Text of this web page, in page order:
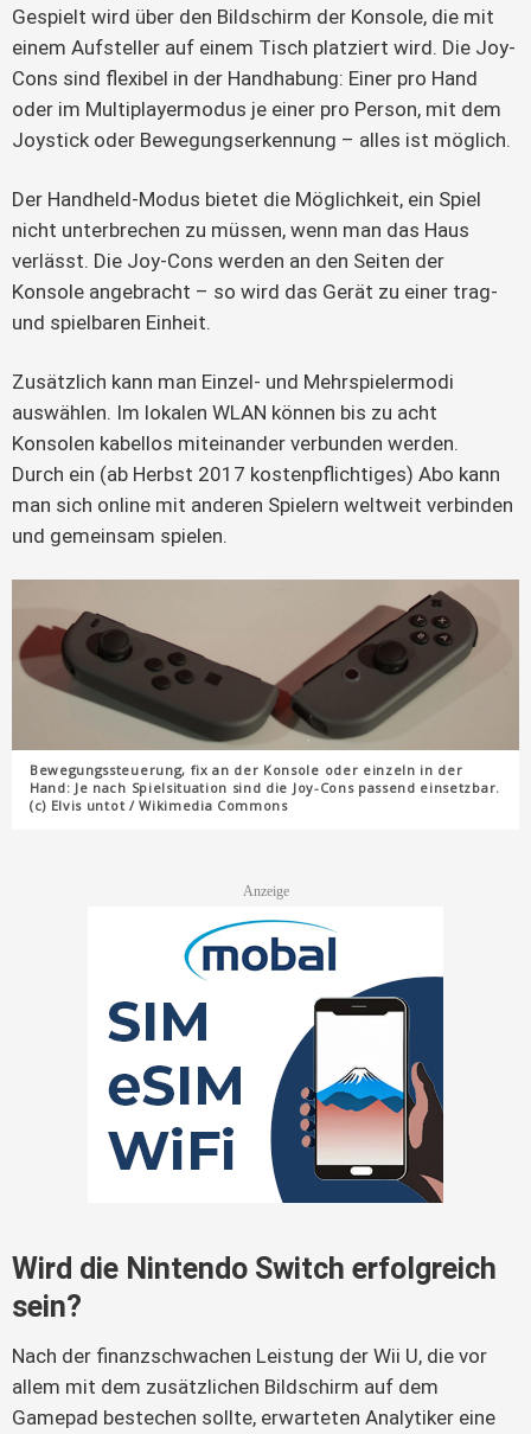
Gespielt wird über den Bildschirm der Konsole, die mit
einem Aufsteller auf einem Tisch platziert wird. Die Joy-
Cons sind flexibel in der Handhabung: Einer pro Hand
oder im Multiplayermodus je einer pro Person, mit dem
Joystick oder Bewegungserkennung – alles ist möglich.
Der Handheld-Modus bietet die Möglichkeit, ein Spiel
nicht unterbrechen zu müssen, wenn man das Haus
verlässt. Die Joy-Cons werden an den Seiten der
Konsole angebracht – so wird das Gerät zu einer trag-
und spielbaren Einheit.
Zusätzlich kann man Einzel- und Mehrspielermodi
auswählen. Im lokalen WLAN können bis zu acht
Konsolen kabellos miteinander verbunden werden.
Durch ein (ab Herbst 2017 kostenpflichtiges) Abo kann
man sich online mit anderen Spielern weltweit verbinden
und gemeinsam spielen.
Bewegungssteuerung, fix an der Konsole oder einzeln in der
Hand: Je nach Spielsituation sind die Joy-Cons passend einsetzbar.
(c) Elvis untot / Wikimedia Commons
Wird die Nintendo Switch erfolgreich
sein?
Nach der finanzschwachen Leistung der Wii U, die vor
allem mit dem zusätzlichen Bildschirm auf dem
Gamepad bestechen sollte, erwarteten Analytiker eine